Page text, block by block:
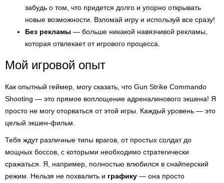
забудь о том, что придется долго и упорно открывать
новые возможности. Взломай игру и используй все сразу!
Без рекламы — больше никакой навязчивой рекламы,
которая отвлекает от игрового процесса.
Мой игровой опыт
Как опытный геймер, могу сказать, что Gun Strike Commando
Shooting — это прямое воплощение адреналинового экшена! Я
просто не могу оторваться от этой игры. Каждый уровень — это
целый экшен-фильм.
Тебя ждут различные типы врагов, от простых солдат до
мощных боссов, с которыми необходимо стратегически
сражаться. Я, например, полностью влюбился в снайперский
режим. Нельзя не похвалить и графику — она просто